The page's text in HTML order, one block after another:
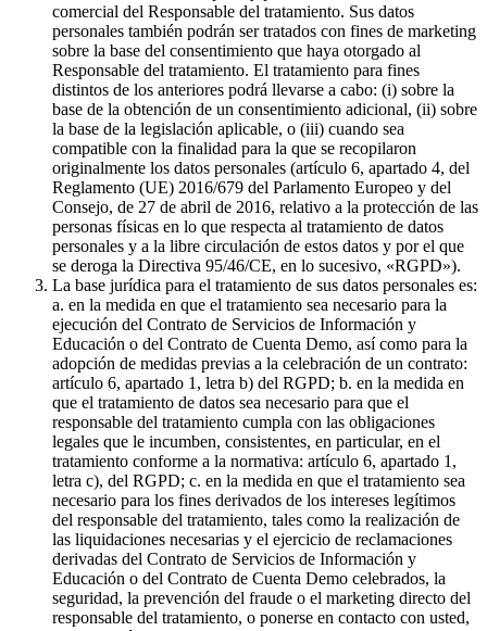
comercial del Responsable del tratamiento. Sus datos
personales también podrán ser tratados con fines de marketing
sobre la base del consentimiento que haya otorgado al
Responsable del tratamiento. El tratamiento para fines
distintos de los anteriores podrá llevarse a cabo: (i) sobre la
base de la obtención de un consentimiento adicional, (ii) sobre
la base de la legislación aplicable, o (iii) cuando sea
compatible con la finalidad para la que se recopilaron
originalmente los datos personales (artículo 6, apartado 4, del
Reglamento (UE) 2016/679 del Parlamento Europeo y del
Consejo, de 27 de abril de 2016, relativo a la protección de las
personas físicas en lo que respecta al tratamiento de datos
personales y a la libre circulación de estos datos y por el que
se deroga la Directiva 95/46/CE, en lo sucesivo, «RGPD»).
La base jurídica para el tratamiento de sus datos personales es:
a. en la medida en que el tratamiento sea necesario para la
ejecución del Contrato de Servicios de Información y
Educación o del Contrato de Cuenta Demo, así como para la
adopción de medidas previas a la celebración de un contrato:
artículo 6, apartado 1, letra b) del RGPD; b. en la medida en
que el tratamiento de datos sea necesario para que el
responsable del tratamiento cumpla con las obligaciones
legales que le incumben, consistentes, en particular, en el
tratamiento conforme a la normativa: artículo 6, apartado 1,
letra c), del RGPD; c. en la medida en que el tratamiento sea
necesario para los fines derivados de los intereses legítimos
del responsable del tratamiento, tales como la realización de
las liquidaciones necesarias y el ejercicio de reclamaciones
derivadas del Contrato de Servicios de Información y
Educación o del Contrato de Cuenta Demo celebrados, la
seguridad, la prevención del fraude o el marketing directo del
responsable del tratamiento, o ponerse en contacto con usted,